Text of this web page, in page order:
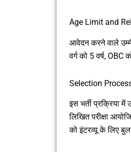
Age Limit and
आवेदन करने वाले
वर्ग को 5 वर्ष, OBC
Selection
इस भर्ती प्रक्रिया
लिखित परीक्षा
को इंटरव्यू के लिए